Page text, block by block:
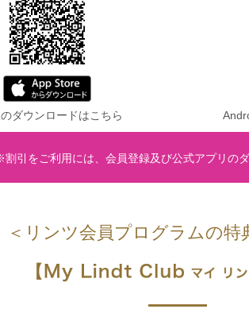
ダウンロードはこちら
引をご利用には、会員登録及び公式アプリの
＜リンツ会員プログラムの特